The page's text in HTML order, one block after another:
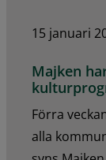
15 januari
Majken
Förra
alla